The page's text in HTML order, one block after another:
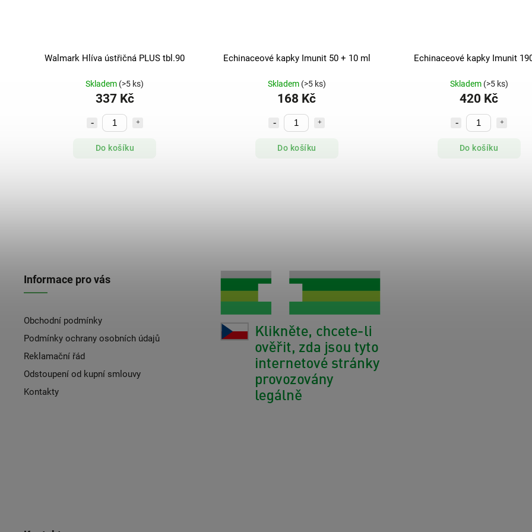
Walmark Hlíva ústřičná PLUS tbl.90
Skladem (>5 ks)
337 Kč
Do košíku
Echinaceové kapky Imunit 50 + 10 ml
Skladem (>5 ks)
168 Kč
Do košíku
Echinaceové kapky Imunit
Skladem (>5 ks)
420 Kč
Do košíku
Informace pro vás
Obchodní podmínky
Podmínky ochrany osobních údajů
Reklamační řád
Odstoupení od kupní smlouvy
Kontakty